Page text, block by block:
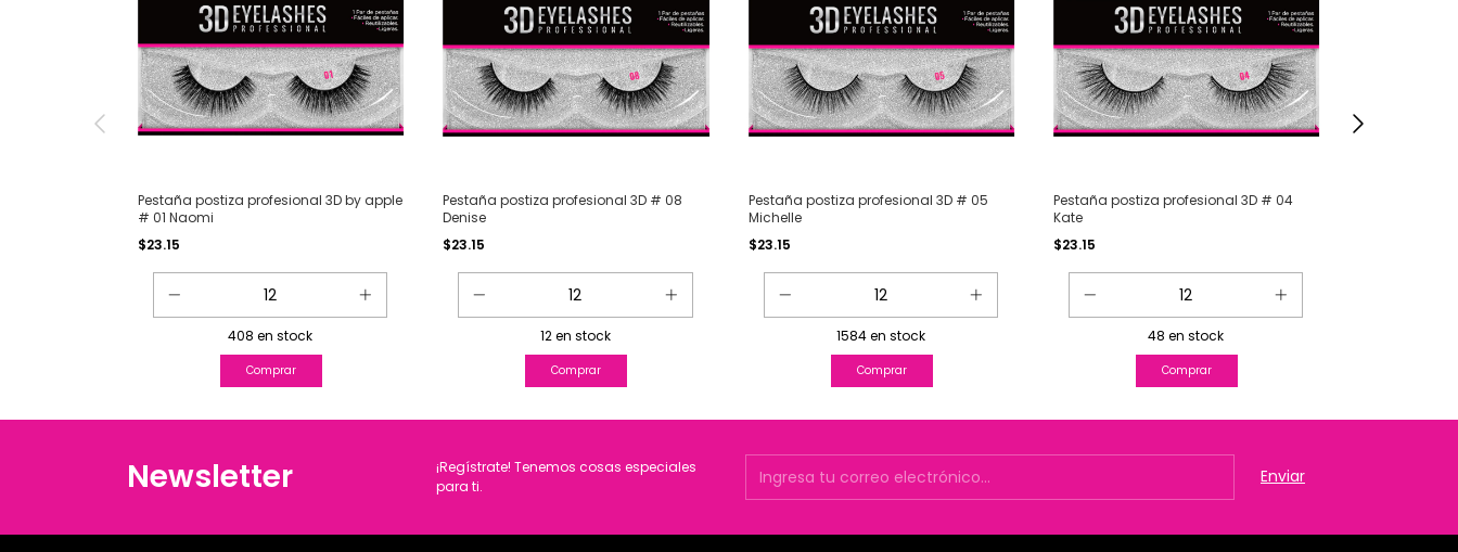
Pestaña postiza profesional 3D by apple
# 01 Naomi
$23.15
408 en stock
Pestaña postiza profesional 3D # 08
Denise
$23.15
12en stock
Pestaña postiza profesional 3D # 05
Michelle
$23.15
1584en stock
Pestaña postiza profesional 3D # 04
Kate
$23.15
48 en stock
Newsletter
¡Regístrate! Tenemos cosas especiales
para ti.